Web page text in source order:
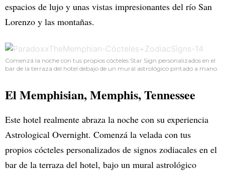
espacios de lujo y unas vistas impresionantes del río San
Lorenzo y las montañas.
Comenzá la noche con tus propios cócteles Star Sign personalizados en el
bar de la terraza del hotel debajo de un mural astrológico pintado a mano.
El Memphisian, Memphis, Tennessee
Este hotel realmente abraza la noche con su experiencia
Astrological Overnight. Comenzá la velada con tus
propios cócteles personalizados de signos zodiacales en el
bar de la terraza del hotel, bajo un mural astrológico